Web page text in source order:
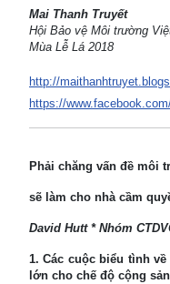
Mai Thanh Truyết
Hội Bảo vệ Môi trường
Mùa Lễ Lá 2018
http://
https://
Phải chăng vấn đề môi
sẽ làm cho nhà cầm
David Hutt * Nhóm
1. Các cuộc biểu tình
lớn cho chế độ cộng